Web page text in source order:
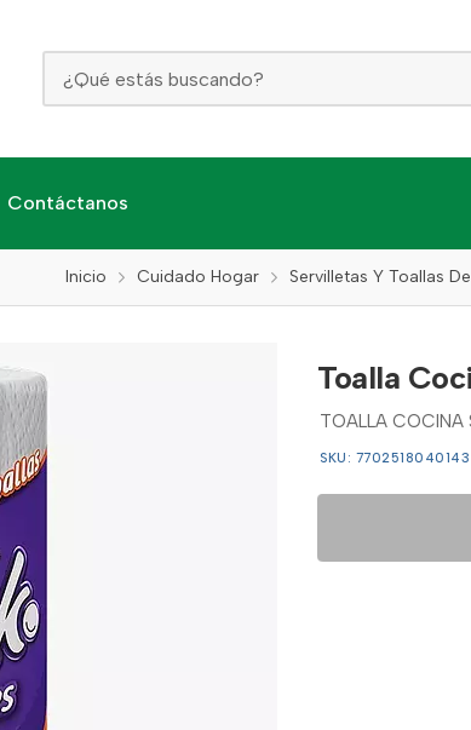
Contáctanos
Inicio Cuidado Hogar Servilletas Y Toallas
Toalla
TOALLA COCINA
SKU: 7702518040143